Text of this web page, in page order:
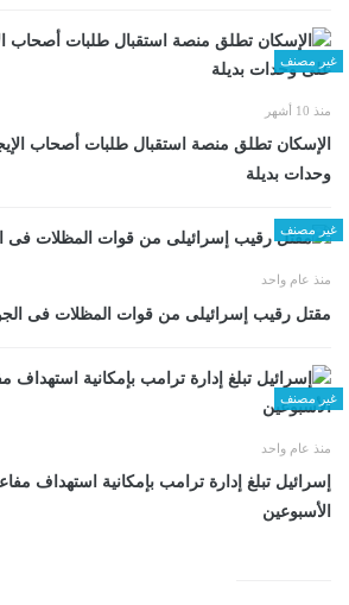
غير مصنف
منذ 10 أشهر
الإسكان تطلق منصة استقبال طلبات أصحاب
وحدات بديلة
غير مصنف
منذ عام واحد
مقتل رقيب إسرائيلى من قوات المظلات فى
غير مصنف
منذ عام واحد
إسرائيل تبلغ إدارة ترامب بإمكانية استهداف
الأسبوعين